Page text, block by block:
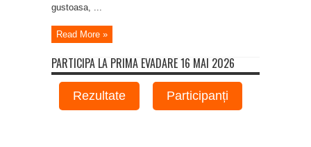
gustoasa, ...
Read More »
PARTICIPA LA PRIMA EVADARE 16 MAI 2026
Rezultate Participanți